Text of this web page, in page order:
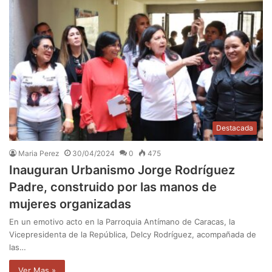
Destacada
Maria Perez 30/04/2024 0 475
Inauguran Urbanismo Jorge Rodríguez
Padre, construido por las manos de
mujeres organizadas
En un emotivo acto en la Parroquia Antímano de Caracas, la
Vicepresidenta de la República, Delcy Rodríguez, acompañada de
las…